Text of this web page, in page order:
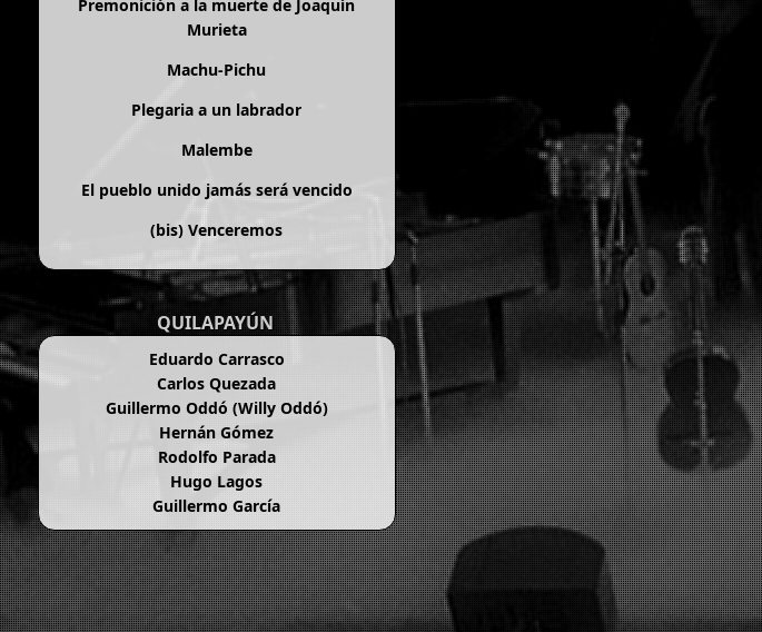
Premonición a la muerte de Joaquín
Murieta
Machu-Pichu
Plegaria a un labrador
Malembe
El pueblo unido jamás será vencido
(bis)Venceremos
QUILAPAYÚN
Eduardo Carrasco
Carlos Quezada
Guillermo Oddó (Willy Oddó)
Hernán Gómez
Rodolfo Parada
Hugo Lagos
Guillermo García